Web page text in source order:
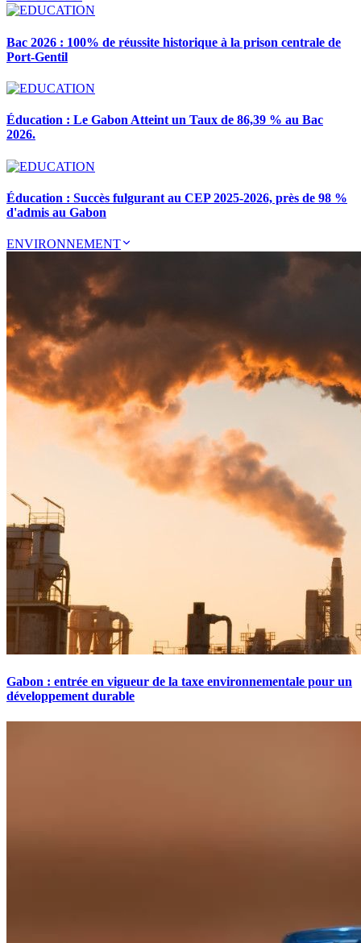
Bac 2026 : 100% de réussite historique à la prison centrale de
Port-Gentil
Éducation : Le Gabon Atteint un Taux de 86,39 % au Bac
2026.
Éducation : Succès fulgurant au CEP 2025-2026, près de 98 %
d'admis au Gabon
ENVIRONNEMENT
Gabon : entrée en vigueur de la taxe environnementale pour un
développement durable